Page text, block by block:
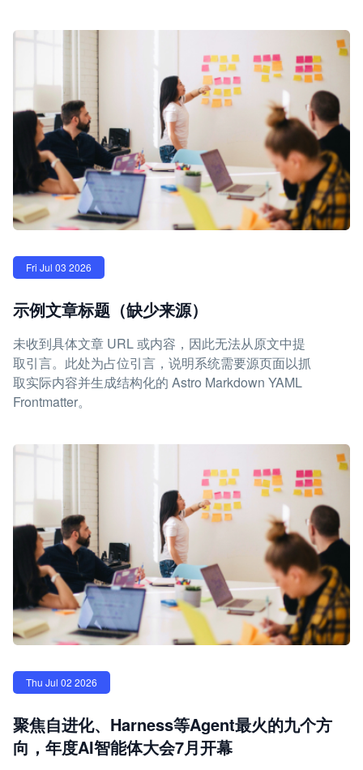
Fri Jul 03 2026
示例文章标题（缺少来源）
未收到具体文章 URL 或内容，因此无法从原文中提
取引言。此处为占位引言，说明系统需要源页面以抓
取实际内容并生成结构化的 Astro Markdown YAML
Frontmatter。
Thu Jul 02 2026
聚焦自进化、Harness等Agent最火的九个方
向，年度AI智能体大会7月开幕